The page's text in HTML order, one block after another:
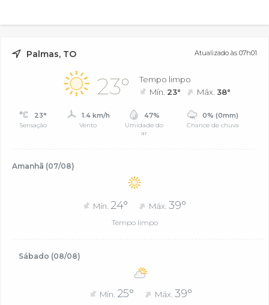
Palmas, TO Atualizado às 07h01
23°
Tempo limpo
Mín. 23° Máx.38°
23°
Sensação
1.4 km/h
Vento
47%
Umidade do
ar
0% (0mm)
Chance de chuva
Amanhã (07/08)
Mín. 24° Máx. 39°
Tempo limpo
Sábado (08/08)
Mín. 25° Máx. 39°